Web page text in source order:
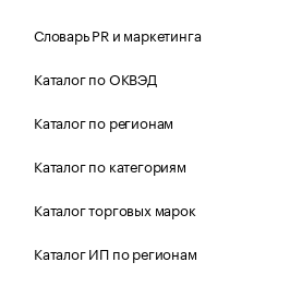
Словарь PR и маркетинга
Каталог по ОКВЭД
Каталог по регионам
Каталог по категориям
Каталог торговых марок
Каталог ИП по регионам